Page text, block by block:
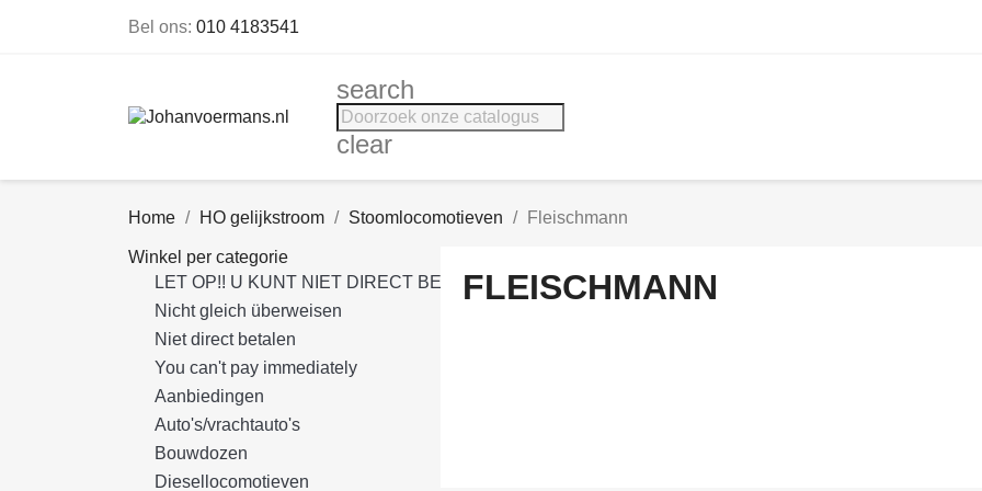
Bel ons: 010 4183541
search
clear
Home HO gelijkstroom Stoomlocomotieven Fleischmann
Winkel per categorie
LET OP!! U KUNT NIET DIRECT BETALEN VIA DE WEBSITE, U ONTVANGT ALTIJD EEN MAIL VAN MIJ!
Nicht gleich überweisen
Niet direct betalen
You can't pay immediately
Aanbiedingen
Auto's/vrachtauto's
Bouwdozen
Diesellocomotieven
FLEISCHMANN